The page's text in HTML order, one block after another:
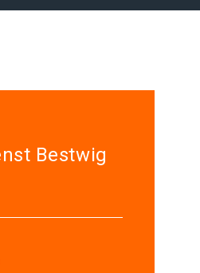
Bestwig